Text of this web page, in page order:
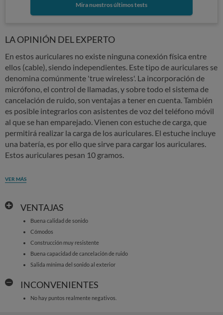
Mira nuestros últimos tests
LA OPINIÓN DEL EXPERTO
En estos auriculares no existe ninguna conexión física entre
ellos (cable), siendo independientes. Este tipo de auriculares se
denomina comúnmente 'true wireless'. La incorporación de
micrófono, el control de llamadas, y sobre todo el sistema de
cancelación de ruido, son ventajas a tener en cuenta. También
es posible integrarlos con asistentes de voz del teléfono móvil
al que se han emparejado. Vienen con estuche de carga, que
permitirá realizar la carga de los auriculares. El estuche incluye
una batería, es por ello que sirve para cargar los auriculares.
Estos auriculares pesan 10 gramos.
VER MÁS
VENTAJAS
Buena calidad de sonido
Cómodos
Construcción muy resistente
Buena capacidad de cancelación de ruido
Salida mínima del sonido al exterior
INCONVENIENTES
No hay puntos realmente negativos.